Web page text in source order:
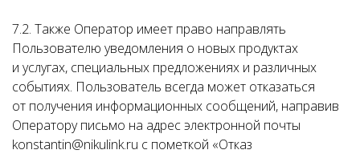
7.2. Также Оператор имеет право направлять
Пользователю уведомления о новых продуктах
и услугах, специальных предложениях и различных
событиях. Пользователь всегда может отказаться
от получения информационных сообщений, направив
Оператору письмо на адрес электронной почты
konstantin@nikulink.ru с пометкой «Отказ